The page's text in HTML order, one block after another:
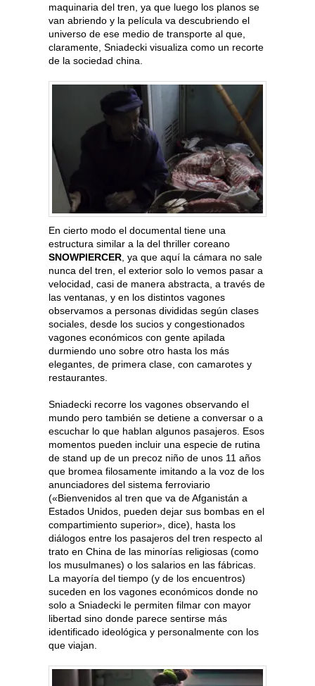
maquinaria del tren, ya que luego los planos se
van abriendo y la película va descubriendo el
universo de ese medio de transporte al que,
claramente, Sniadecki visualiza como un recorte
de la sociedad china.
En cierto modo el documental tiene una
estructura similar a la del thriller coreano
SNOWPIERCER , ya que aquí la cámara no sale
nunca del tren, el exterior solo lo vemos pasar a
velocidad, casi de manera abstracta, a través de
las ventanas, y en los distintos vagones
observamos a personas divididas según clases
sociales, desde los sucios y congestionados
vagones económicos con gente apilada
durmiendo uno sobre otro hasta los más
elegantes, de primera clase, con camarotes y
restaurantes.
Sniadecki recorre los vagones observando el
mundo pero también se detiene a conversar o a
escuchar lo que hablan algunos pasajeros. Esos
momentos pueden incluir una especie de rutina
de stand up de un precoz niño de unos 11 años
que bromea filosamente imitando a la voz de los
anunciadores del sistema ferroviario
(«Bienvenidos al tren que va de Afganistán a
Estados Unidos, pueden dejar sus bombas en el
compartimiento superior», dice), hasta los
diálogos entre los pasajeros del tren respecto al
trato en China de las minorías religiosas (como
los musulmanes) o los salarios en las fábricas.
La mayoría del tiempo (y de los encuentros)
suceden en los vagones económicos donde no
solo a Sniadecki le permiten filmar con mayor
libertad sino donde parece sentirse más
identificado ideológica y personalmente con los
que viajan.